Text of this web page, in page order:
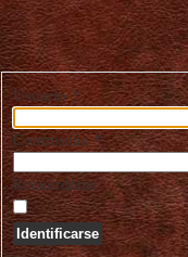
Usuario*
Contraseña*
Recuérdeme
Identificarse